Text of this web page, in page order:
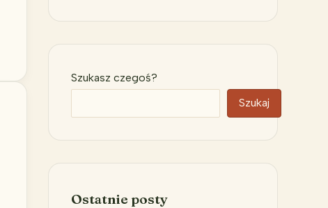
Szukasz czegoś?
Szukaj
Ostatnie posty